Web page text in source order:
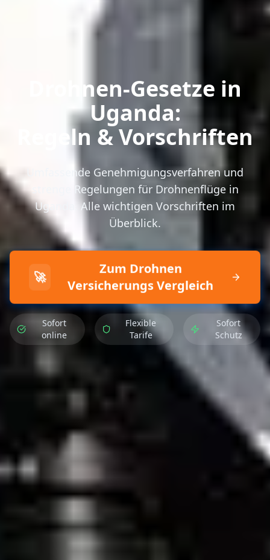
Drohnen-Gesetze in
Uganda:
Regeln & Vorschriften
Umfassende Genehmigungsverfahren und
strenge Regelungen für Drohnenflüge in
Uganda. Alle wichtigen Vorschriften im
Überblick.
🚀
Zum Drohnen
Versicherungs Vergleich
Sofort
online
Flexible
Tarife
Sofort
Schutz